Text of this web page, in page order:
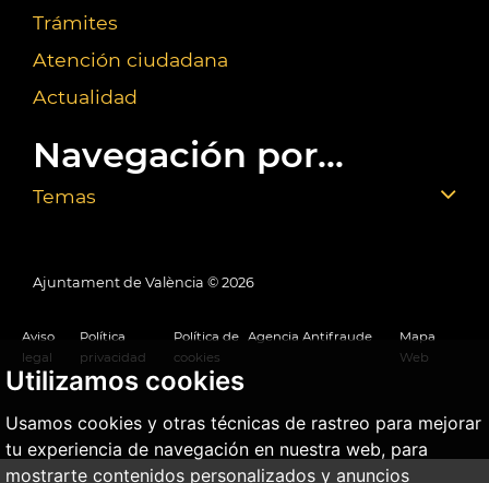
Utilizamos cookies
Usamos cookies y otras técnicas de rastreo para mejorar
tu experiencia de navegación en nuestra web, para
mostrarte contenidos personalizados y anuncios
Trámites
Atención ciudadana
Actualidad
Navegación por...
Temas
Ajuntament de València © 2026
Aviso
legal
Política
privacidad
Política de
cookies
Agencia Antifraude
Mapa
Web